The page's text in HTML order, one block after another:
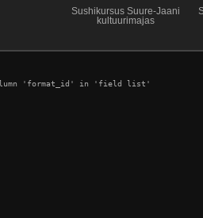
Sushikursus Suure-Jaani
kultuurimajas
'format_id' in 'field list'